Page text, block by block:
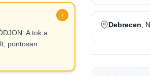
A tok a
pontosan
Debrecen ,